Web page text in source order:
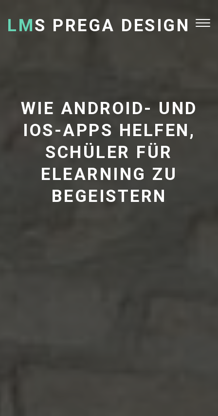
LMS PREGA DESIGN
WIE ANDROID- UND
IOS-APPS HELFEN,
SCHÜLER FÜR
ELEARNING ZU
BEGEISTERN